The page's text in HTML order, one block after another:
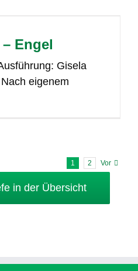
Engel
Gisela
eigenem
1 2 Vor
in der Übersicht